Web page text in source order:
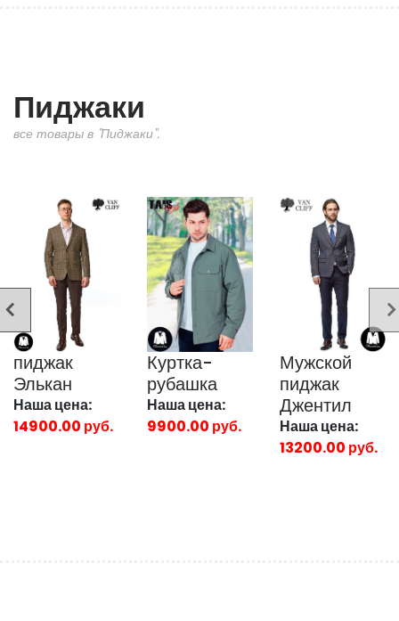
Пиджаки
все товары в "Пиджаки".
пиджак
Элькан
Наша цена:
14900.00 руб.
Куртка-
рубашка
Наша цена:
9900.00 руб.
Мужской
пиджак
Джентил
Наша цена:
13200.00 руб.